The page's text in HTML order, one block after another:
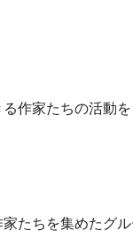
作家たちの活動
たちを集めたグ